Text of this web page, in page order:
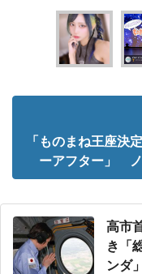
「ものまね王座決
ーアフター」
高市
き「
ンダ